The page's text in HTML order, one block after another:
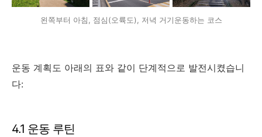
왼쪽부터 아침, 점심(오륙도), 저녁 거기운동하는 코스
운동 계획도 아래의 표와 같이 단계적으로 발전시켰습니
다:
4.1 운동 루틴